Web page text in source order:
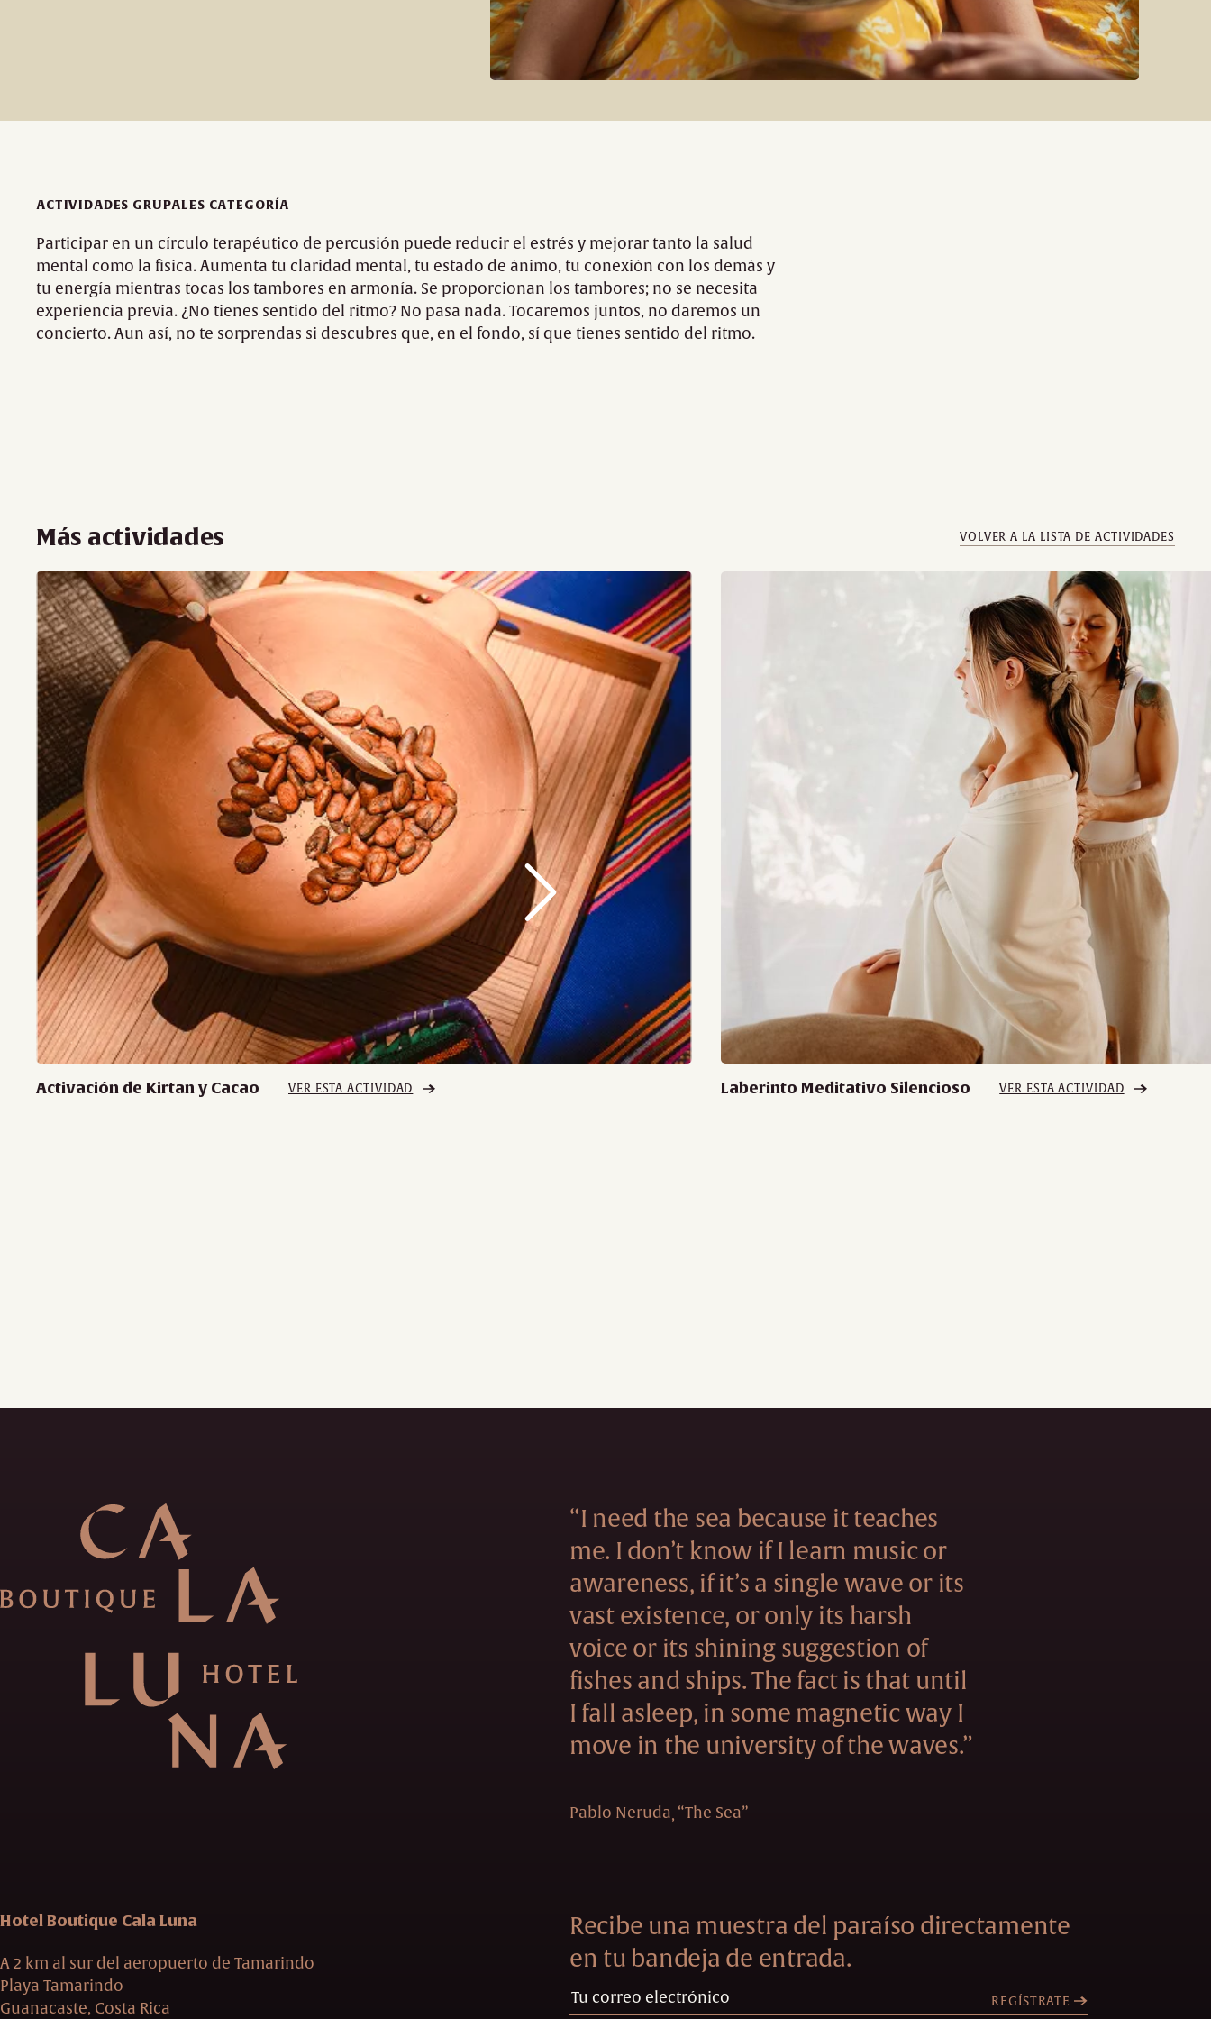
ACTIVIDADES GRUPALES CATEGORÍA
Participar en un círculo terapéutico de percusión puede reducir el estrés y mejorar tanto la salud
mental como la física. Aumenta tu claridad mental, tu estado de ánimo, tu conexión con los demás y
tu energía mientras tocas los tambores en armonía. Se proporcionan los tambores; no se necesita
experiencia previa. ¿No tienes sentido del ritmo? No pasa nada. Tocaremos juntos, no daremos un
concierto. Aun así, no te sorprendas si descubres que, en el fondo, sí que tienes sentido del ritmo.
Más actividades VOLVER A LA LISTA DE ACTIVIDADES
Activación de Kirtan y Cacao VER ESTA ACTIVIDAD Laberinto Meditativo Silencioso VER ESTA ACTIVIDAD
“I need the sea because it teaches
me. I don’t know if I learn music or
awareness, if it’s a single wave or its
vast existence, or only its harsh
voice or its shining suggestion of
fishes and ships. The fact is that until
I fall asleep, in some magnetic way I
move in the university of the waves.”
Pablo Neruda “The Sea”
Recibe una muestra del paraíso directamente
en tu bandeja de entrada.
REGÍSTRATE
Hotel Boutique Cala Luna
A 2 km al sur del aeropuerto de Tamarindo
Playa Tamarindo
Guanacaste, Costa Rica